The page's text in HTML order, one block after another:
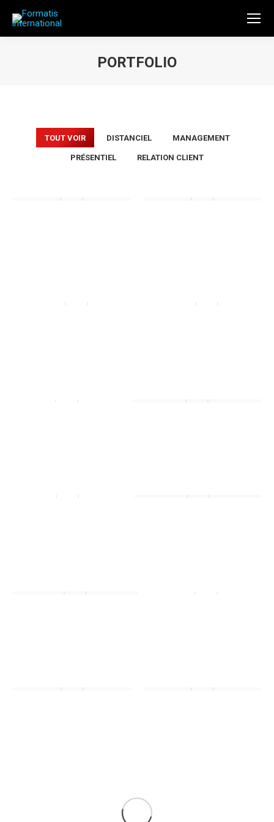
PORTFOLIO
TOUT VOIR DISTANCIEL MANAGEMENT
PRÉSENTIEL RELATION CLIENT